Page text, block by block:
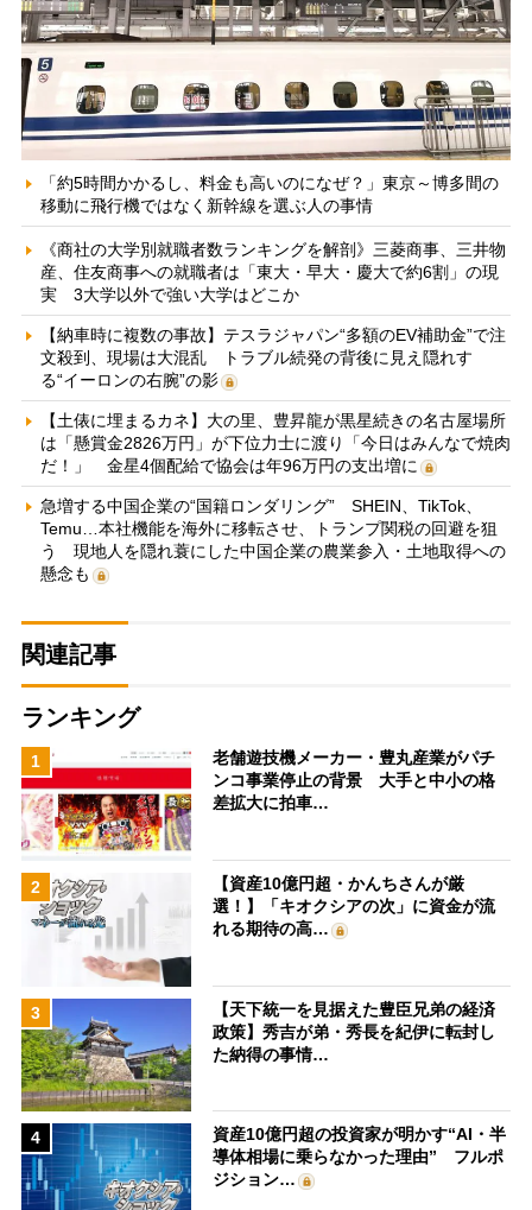
「約5時間かかるし、料金も高いのになぜ？」東京～博多間の
移動に飛行機ではなく新幹線を選ぶ人の事情
《商社の大学別就職者数ランキングを解剖》三菱商事、三井物
産、住友商事への就職者は「東大・早大・慶大で約6割」の現
実 3大学以外で強い大学はどこか
【納車時に複数の事故】テスラジャパン“多額のEV補助金”で注
文殺到、現場は大混乱 トラブル続発の背後に見え隠れす
る“イーロンの右腕”の影
【土俵に埋まるカネ】大の里、豊昇龍が黒星続きの名古屋場所
は「懸賞金2826万円」が下位力士に渡り「今日はみんなで焼肉
だ！」 金星4個配給で協会は年96万円の支出増に
急増する中国企業の“国籍ロンダリング” SHEIN、TikTok、
Temu…本社機能を海外に移転させ、トランプ関税の回避を狙
う 現地人を隠れ蓑にした中国企業の農業参入・土地取得への
懸念も
関連記事
ランキング
1
老舗遊技機メーカー・豊丸産業がパチ
ンコ事業停止の背景 大手と中小の格
差拡大に拍車…
2
【資産10億円超・かんちさんが厳
選！】「キオクシアの次」に資金が流
れる期待の高…
3
【天下統一を見据えた豊臣兄弟の経済
政策】秀吉が弟・秀長を紀伊に転封し
た納得の事情…
4
資産10億円超の投資家が明かす“AI・半
導体相場に乗らなかった理由” フルポ
ジション…